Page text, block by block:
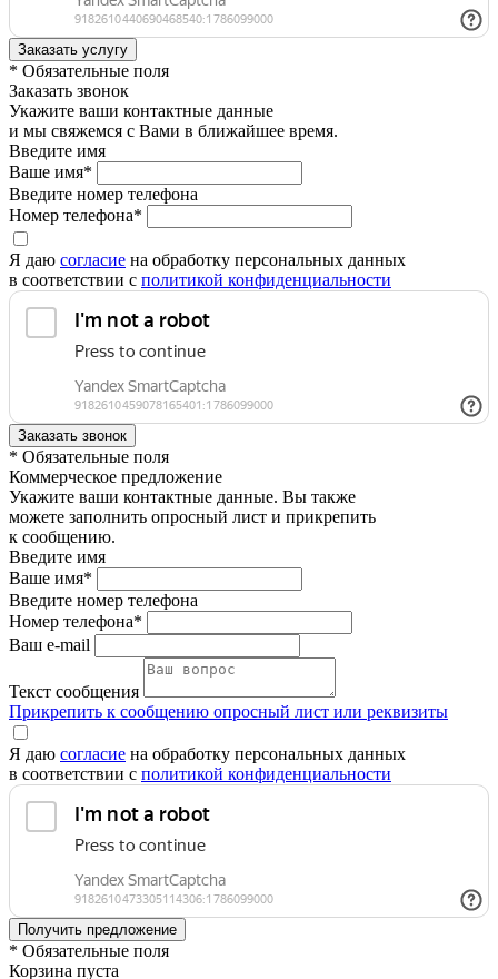
* Обязательные поля
Заказать звонок
Укажите ваши контактные данные
и мы свяжемся с Вами в ближайшее время.
Введите имя
Ваше имя*
Введите номер телефона
Номер телефона*
Я даю согласие на обработку персональных данных
в соответствии с политикой конфиденциальности
* Обязательные поля
Коммерческое предложение
Укажите ваши контактные данные. Вы также
можете заполнить опросный лист и прикрепить
к сообщению.
Введите имя
Ваше имя*
Введите номер телефона
Номер телефона*
Ваш e-mail
Текст сообщения
Прикрепить к сообщению опросный лист или реквизиты
Я даю согласие на обработку персональных данных
в соответствии с политикой конфиденциальности
* Обязательные поля
Корзина пуста